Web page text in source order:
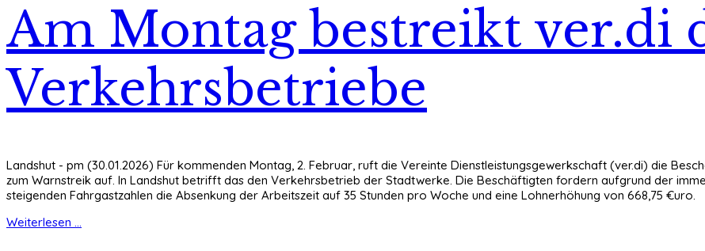
Am Montag bestreikt ver.di
Verkehrsbetriebe
Landshut - pm (30.01.2026) Für kommenden Montag, 2. Februar, ruft die Vereinte Dienstleistungsgewerkschaft (ver.di) die
zum Warnstreik auf. In Landshut betrifft das den Verkehrsbetrieb der Stadtwerke. Die Beschäftigten fordern aufgrund der
steigenden Fahrgastzahlen die Absenkung der Arbeitszeit auf 35 Stunden pro Woche und eine Lohnerhöhung von 668,75 €uro.
Weiterlesen ...